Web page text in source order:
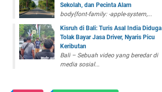
Sekolah, dan Pecinta Alam
body{font-family: -apple-system,...
Kisruh di Bali: Turis Asal India Diduga
Tolak Bayar Jasa Driver, Nyaris Picu
Keributan
Bali – Sebuah video yang beredar di
media sosial...